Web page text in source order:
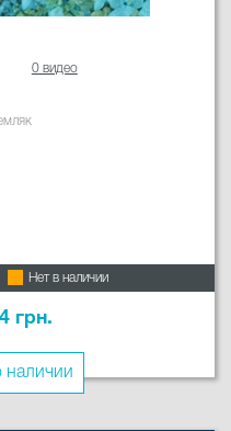
0 видео
Нет в наличии
грн.
наличии